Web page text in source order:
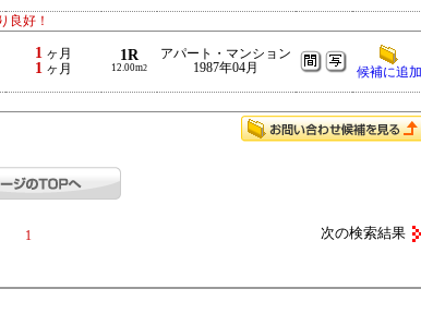
良好！
1 ヶ月
1 ヶ月
1R
12.00m2
アパート・マンション
1987年04月
候補に追加
1 次の検索結果